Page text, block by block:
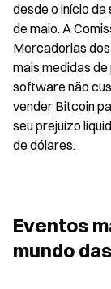
desde o início da
de maio. A
Mercadorias
mais medidas
software não
vender Bitcoin
seu prejuízo
de dólares.
Eventos
mundo